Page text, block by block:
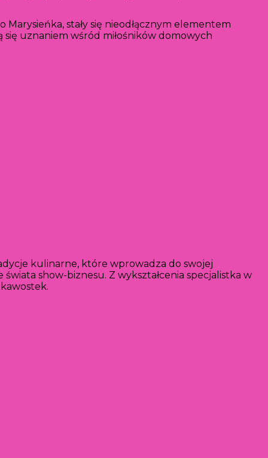
stały się nieodłącznym elementem
uznaniem wśród miłośników domowych
kulinarne, które wprowadza do swojej
show-biznesu. Z wykształcenia specjalistka w